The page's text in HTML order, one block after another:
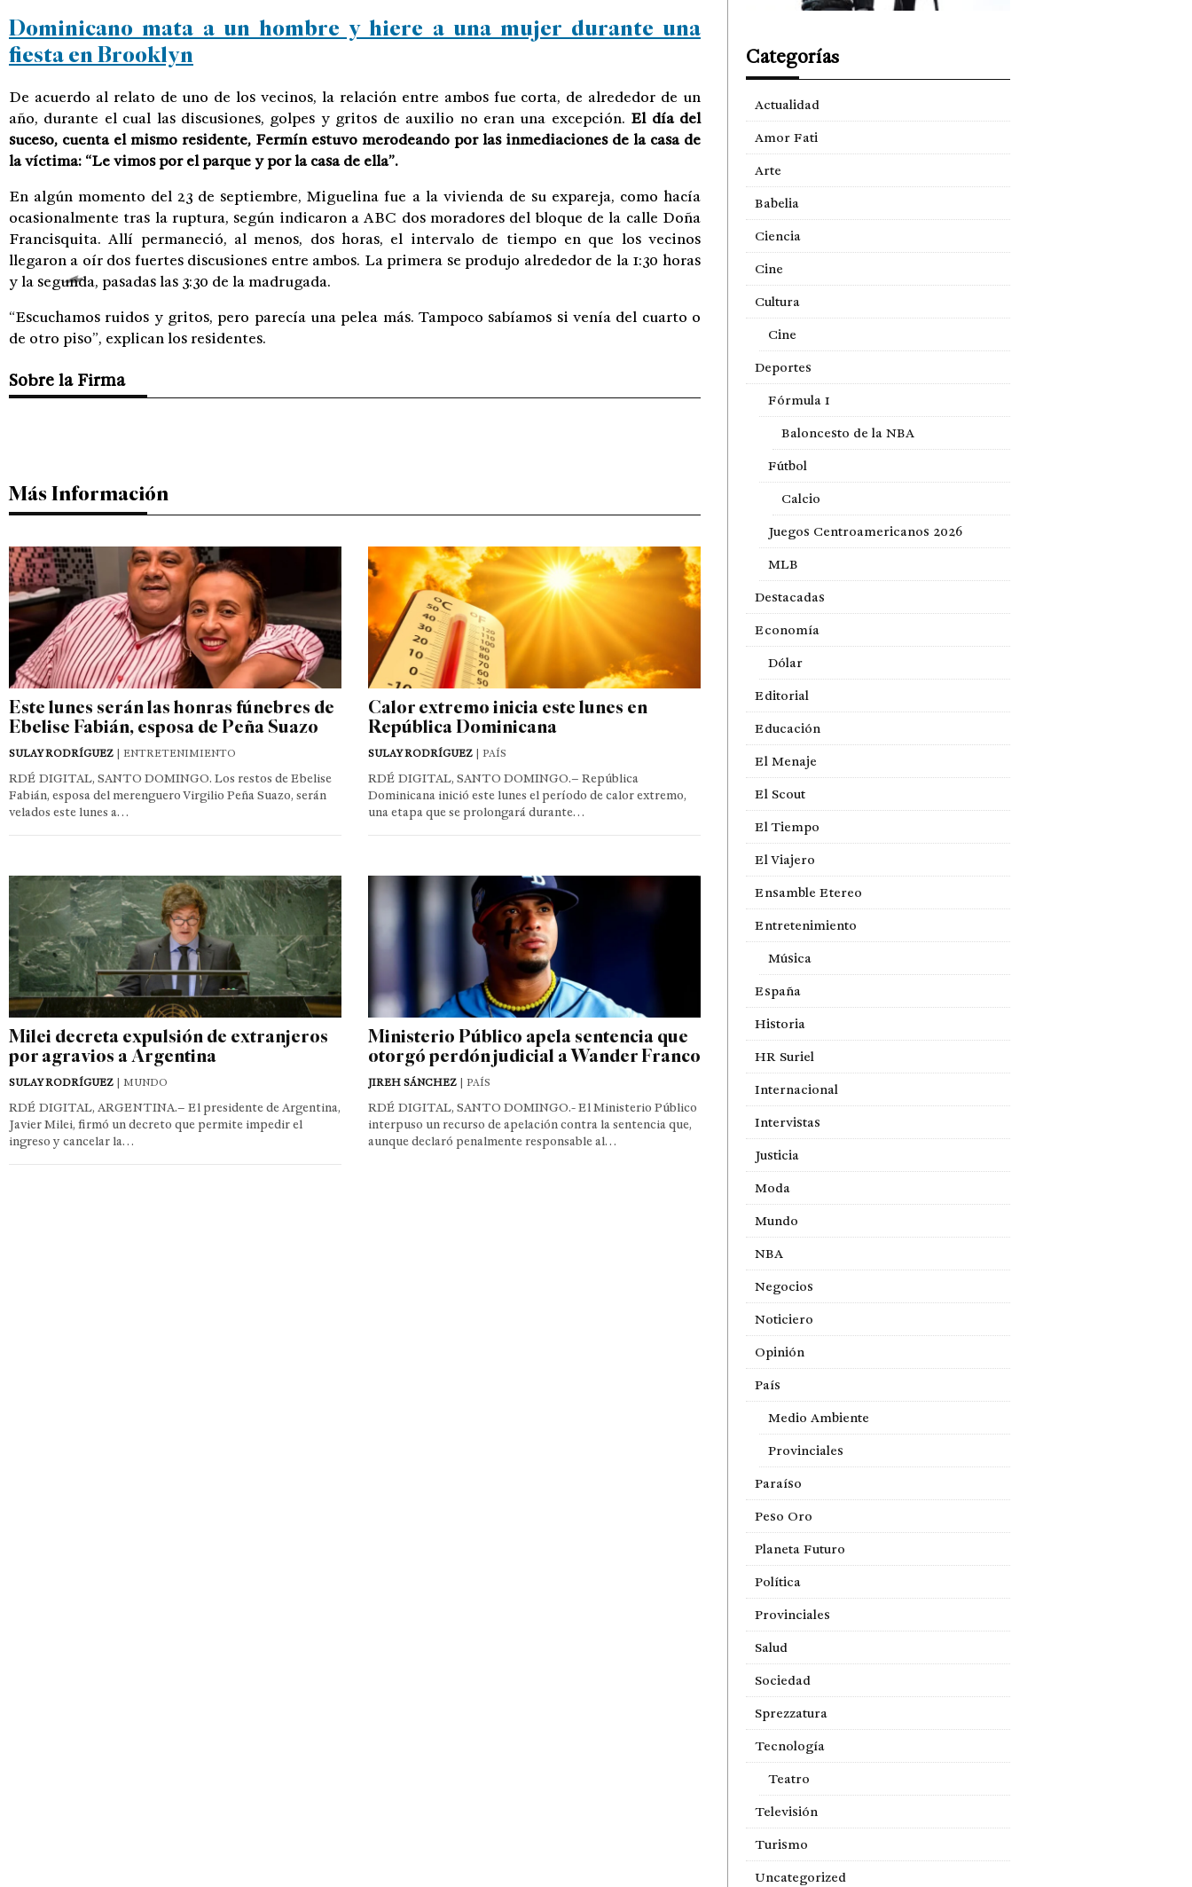
Dominicano mata a un hombre y hiere a una mujer durante una
fiesta en Brooklyn
De acuerdo al relato de uno de los vecinos, la relación entre ambos fue corta, de alrededor de un
año, durante el cual las discusiones, golpes y gritos de auxilio no eran una excepción. El día del
suceso, cuenta el mismo residente, Fermín estuvo merodeando por las inmediaciones de la casa de
la víctima: “Le vimos por el parque y por la casa de ella”.
En algún momento del 23 de septiembre, Miguelina fue a la vivienda de su expareja, como hacía
ocasionalmente tras la ruptura, según indicaron a ABC dos moradores del bloque de la calle Doña
Francisquita. Allí permaneció, al menos, dos horas, el intervalo de tiempo en que los vecinos
llegaron a oír dos fuertes discusiones entre ambos. La primera se produjo alrededor de la 1:30 horas
y la segunda, pasadas las 3:30 de la madrugada.
“Escuchamos ruidos y gritos, pero parecía una pelea más. Tampoco sabíamos si venía del cuarto o
de otro piso”, explican los residentes.
Sobre la Firma
Más Información
Este lunes serán las honras fúnebres de
Ebelise Fabián, esposa de Peña Suazo
SULAY RODRÍGUEZ | ENTRETENIMIENTO
RDÉ DIGITAL, SANTO DOMINGO. Los restos de Ebelise
Fabián, esposa del merenguero Virgilio Peña Suazo, serán
velados este lunes a…
Calor extremo inicia este lunes en
República Dominicana
SULAY RODRÍGUEZ| PAÍS
RDÉ DIGITAL, SANTO DOMINGO.– República
Dominicana inició este lunes el período de calor extremo,
una etapa que se prolongará durante…
Milei decreta expulsión de extranjeros
por agravios a Argentina
SULAY RODRÍGUEZ | MUNDO
RDÉ DIGITAL, ARGENTINA.– El presidente de Argentina,
Javier Milei, firmó un decreto que permite impedir el
ingreso y cancelar la…
Ministerio Público apela sentencia que
otorgó perdón judicial a Wander Franco
JIREH SÁNCHEZ| PAÍS
RDÉ DIGITAL, SANTO DOMINGO.- El Ministerio Público
interpuso un recurso de apelación contra la sentencia que,
aunque declaró penalmente responsable al…
Categorías
Actualidad
Amor Fati
Arte
Babelia
Ciencia
Cine
Cultura
Cine
Deportes
Fórmula 1
Baloncesto de la NBA
Fútbol
Calcio
Juegos Centroamericanos 2026
MLB
Destacadas
Economía
Dólar
Editorial
Educación
El Menaje
El Scout
El Tiempo
El Viajero
Ensamble Etereo
Entretenimiento
Música
España
Historia
HR Suriel
Internacional
Intervistas
Justicia
Moda
Mundo
NBA
Negocios
Noticiero
Opinión
País
Medio Ambiente
Provinciales
Paraíso
Peso Oro
Planeta Futuro
Política
Provinciales
Salud
Sociedad
Sprezzatura
Tecnología
Teatro
Televisión
Turismo
Uncategorized